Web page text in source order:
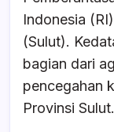
e
b
o
o
k
s
A
p
p
Indonesia
(Sulut).
bagian dari
pencegahan
Provinsi Sulut.